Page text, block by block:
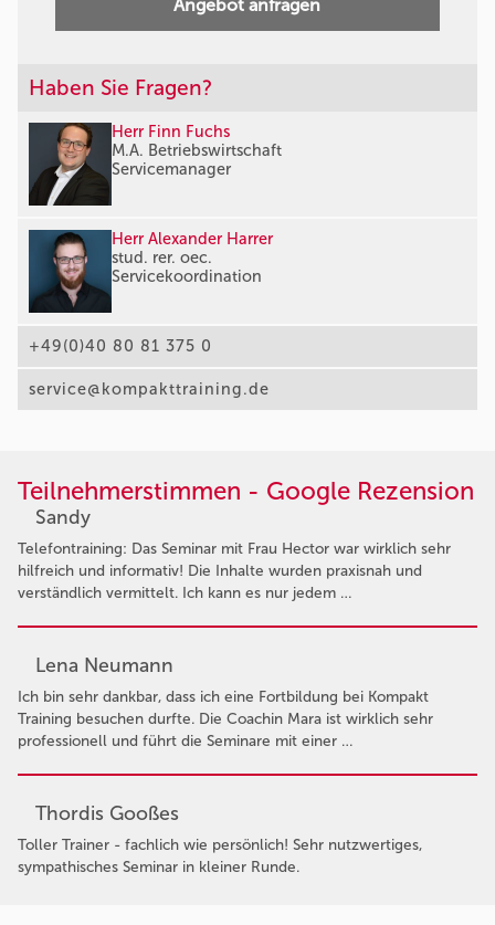
Angebot anfragen
Haben Sie Fragen?
Herr Finn Fuchs
M.A. Betriebswirtschaft
Servicemanager
Herr Alexander Harrer
stud. rer. oec.
Servicekoordination
+49(0)40 80 81 375 0
service@kompakttraining.de
Teilnehmerstimmen - Google Rezension
Sandy
Telefontraining: Das Seminar mit Frau Hector war wirklich sehr
hilfreich und informativ! Die Inhalte wurden praxisnah und
verständlich vermittelt. Ich kann es nur jedem …
Lena Neumann
Ich bin sehr dankbar, dass ich eine Fortbildung bei Kompakt
Training besuchen durfte. Die Coachin Mara ist wirklich sehr
professionell und führt die Seminare mit einer …
Thordis Gooßes
Toller Trainer - fachlich wie persönlich! Sehr nutzwertiges,
sympathisches Seminar in kleiner Runde.